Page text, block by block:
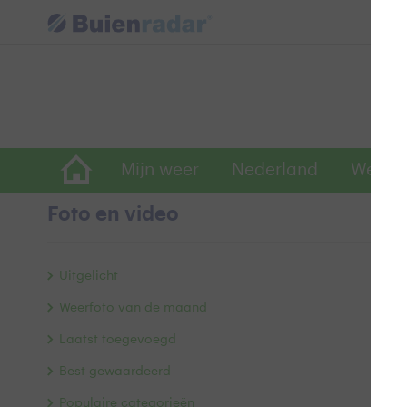
Mijn weer Nederland
Foto en video
Uitgelicht
Weerfoto van de maand
Laatst toegevoegd
Best gewaardeerd
Populaire categorieën